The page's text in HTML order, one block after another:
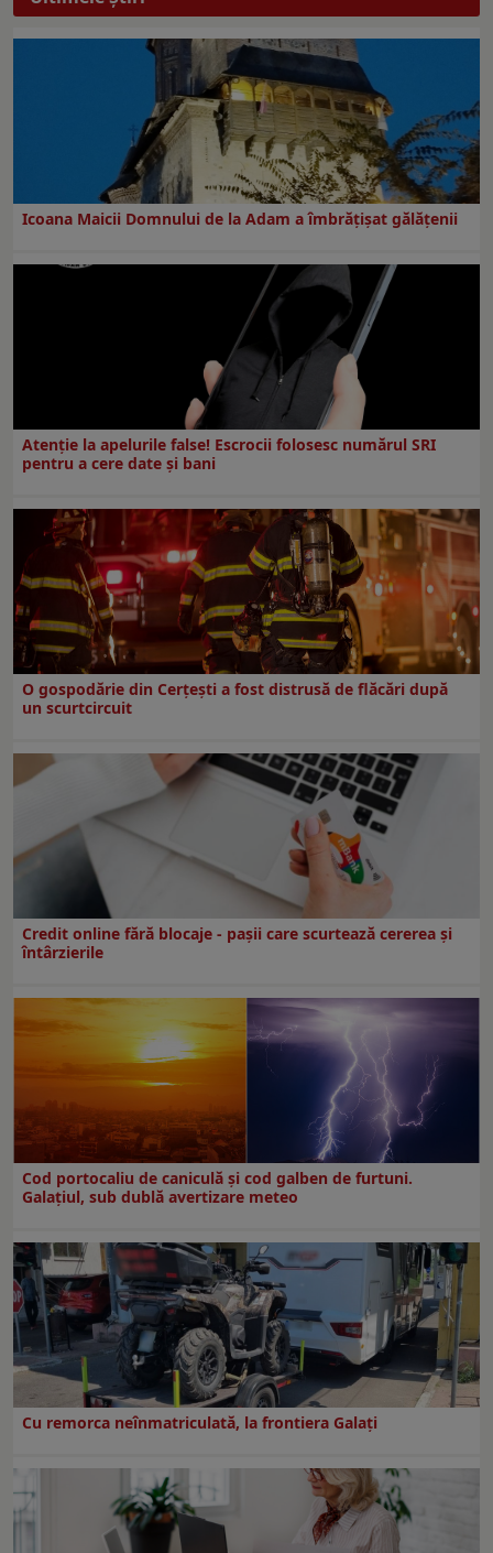
Icoana Maicii Domnului de la Adam a îmbrățișat gălățenii
Atenție la apelurile false! Escrocii folosesc numărul SRI
pentru a cere date și bani
O gospodărie din Cerțești a fost distrusă de flăcări după
un scurtcircuit
Credit online fără blocaje - pașii care scurtează cererea și
întârzierile
Cod portocaliu de caniculă și cod galben de furtuni.
Galațiul, sub dublă avertizare meteo
Cu remorca neînmatriculată, la frontiera Galați